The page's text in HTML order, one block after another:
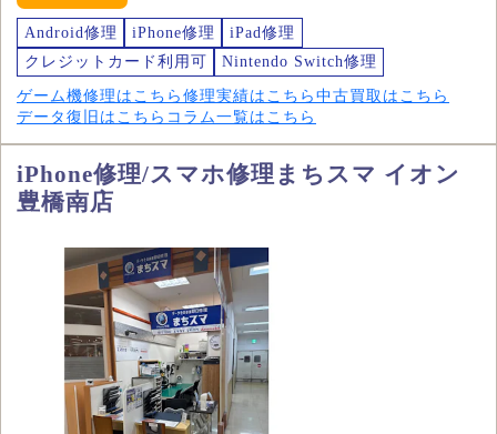
Android修理 iPhone修理
iPad修理
クレジットカード利用可
Nintendo Switch修理
ゲーム機修理はこちら 修理実績はこちら 中古買取はこちら
データ復旧はこちら コラム一覧はこちら
iPhone修理/スマホ修理まちスマ イオン
豊橋南店